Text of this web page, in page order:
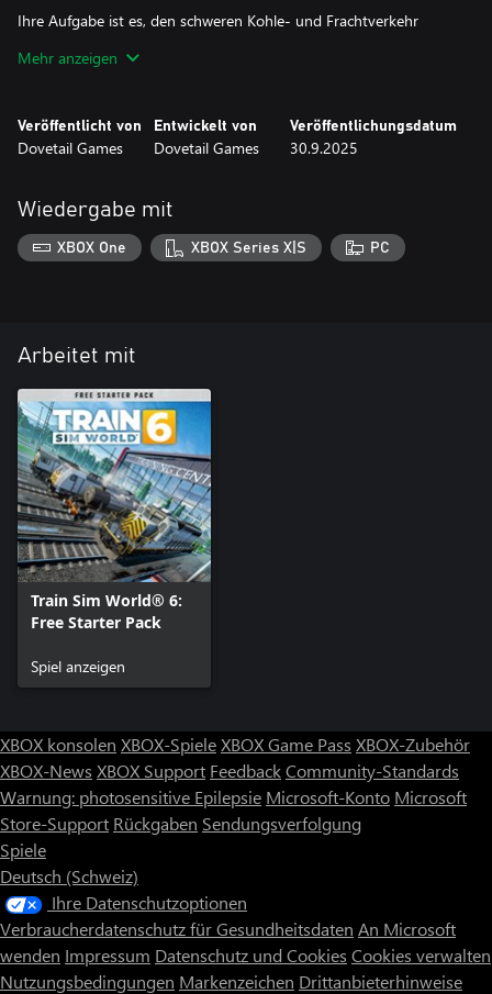
Ihre Aufgabe ist es, den schweren Kohle- und Frachtverkehr
EMD-F7- und SD40-Diesellokomotiven in der stimmungsvollen
Mehr anzeigen
Veröffentlicht von
Dovetail Games
Entwickelt von
Dovetail Games
Veröffentlichungsdatum
30.9.2025
Wiedergabe mit
XBOX One XBOX Series X|S PC
Arbeitet mit
Train Sim World® 6:
Free Starter Pack
Spiel anzeigen
XBOX konsolen XBOX-SpieleXBOX Game Pass XBOX-Zubehör
XBOX-News XBOX Support FeedbackCommunity-Standards
Warnung: photosensitive Epilepsie Microsoft-Konto Microsoft
Store-Support Rückgaben Sendungsverfolgung
Spiele
Deutsch (Schweiz)
Ihre Datenschutzoptionen
Verbraucherdatenschutz für Gesundheitsdaten An Microsoft
wenden Impressum Datenschutz und Cookies Cookies verwalten
Nutzungsbedingungen Markenzeichen Drittanbieterhinweise